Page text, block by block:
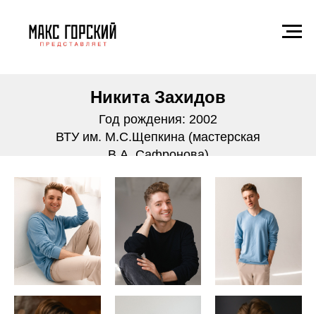
Год рождения: 2002
ВТУ им. М.С.Щепкина (мастерская
В.А. Сафронова)
Никита Захидов